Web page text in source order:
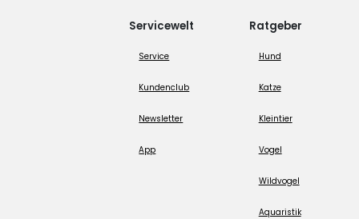
Servicewelt
Service
Kundenclub
Newsletter
App
Ratgeber
Hund
Katze
Kleintier
Vogel
Wildvogel
Aquaristik